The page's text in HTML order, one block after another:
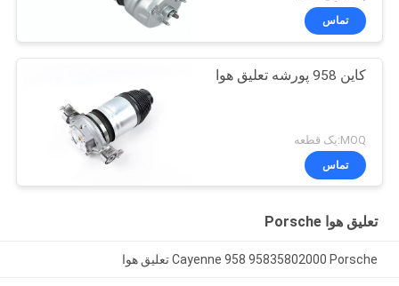
تماس
کاین 958 پورشه تعلیق هوا
MOQ:یک قطعه
تماس
تعلیق هوا Porsche
Cayenne 958 95835802000 Porsche تعلیق هوا